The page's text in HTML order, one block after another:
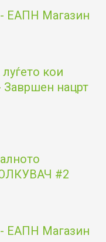
- ЕАПН Магазин
кои
Завршен нацрт
#2
- ЕАПН Магазин